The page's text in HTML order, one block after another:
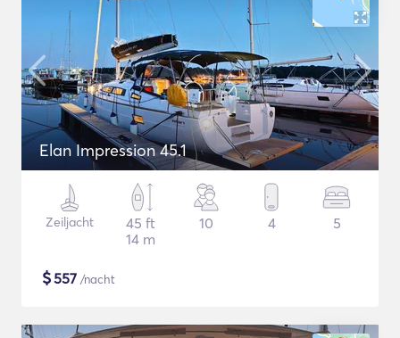
Elan Impression 45.1
Zeiljacht
45 ft
14 m
10 4 5
$557 /nacht